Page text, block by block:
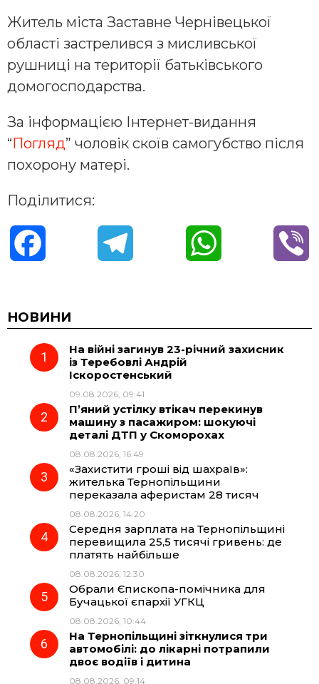
Житель міста Заставне Чернівецької
області застрелився з мисливської
рушниці на території батьківського
домогосподарства.
За інформацією Інтернет-видання
“Погляд” чоловік скоїв самогубство після
похорону матері.
Поділитися:
c
e
o
k
e
r
a
m
t
A
p
НОВИНИ
На війні загинув 23-річний захисник
із Теребовлі Андрій
Іскоростенський
09.08.2026, 09:41
П’яний устілку втікач перекинув
машину з пасажиром: шокуючі
деталі ДТП у Скоморохах
08.08.2026, 16:49
«Захистити гроші від шахраїв»:
жителька Тернопільщини
переказала аферистам 28 тисяч
08.08.2026, 14:20
Середня зарплата на Тернопільщині
перевищила 25,5 тисячі гривень: де
платять найбільше
08.08.2026, 12:30
Обрали Єпископа-помічника для
Бучацької єпархії УГКЦ
08.08.2026, 10:44
На Тернопільщині зіткнулися три
автомобілі: до лікарні потрапили
двоє водіїв і дитина
08.08.2026, 09:14